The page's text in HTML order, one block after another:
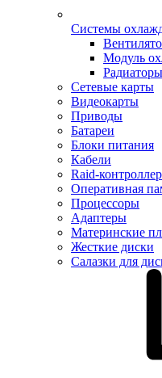
Системы
Модуль
Радиаторы
Сетевые карты
Видеокарты
Приводы
Батареи
Блоки питания
Кабели
Raid-
Оперативная
Процессоры
Адаптеры
Материнские
Жесткие диски
Салазки для